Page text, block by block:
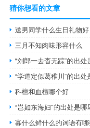
猜你想看的文章
送男同学什么生日礼物好
三月不知肉味形容什么
“刘郎一去杳无踪”的出处
“学道定似葛稚川”的出处
科檀和血檀哪个好
“岂如东海妇”的出处是哪
寡什么鲜什么的词语有